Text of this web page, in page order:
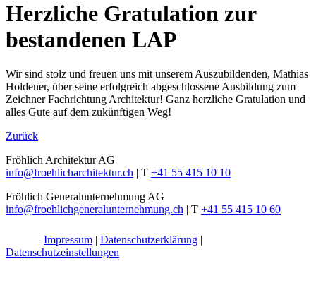
Herzliche Gratulation zur
bestandenen LAP
Wir sind stolz und freuen uns mit unserem Auszubildenden, Mathias
Holdener, über seine erfolgreich abgeschlossene Ausbildung zum
Zeichner Fachrichtung Architektur! Ganz herzliche Gratulation und
alles Gute auf dem zukünftigen Weg!
Zurück
Fröhlich Architektur AG
info@froehlicharchitektur.ch | T +41 55 415 10 10
Fröhlich Generalunternehmung AG
info@froehlichgeneralunternehmung.ch | T +41 55 415 10 60
Impressum | Datenschutzerklärung |
Datenschutzeinstellungen